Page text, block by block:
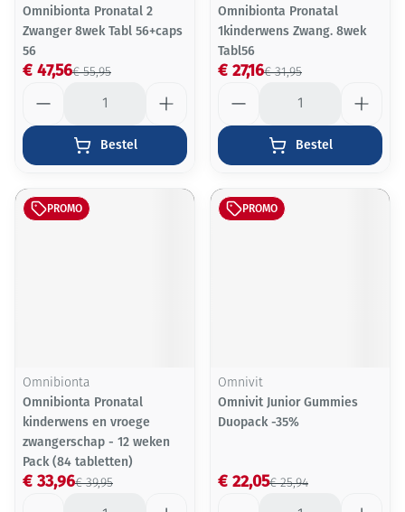
Omnibionta Pronatal 2
Zwanger 8wek Tabl 56+caps
56
€ 55,95
€ 47,56
Bestel
Omnibionta Pronatal
1kinderwens Zwang. 8wek
Tabl56
€ 31,95
€ 27,16
Bestel
PROMO
Omnibionta
Omnibionta Pronatal
kinderwens en vroege
zwangerschap - 12 weken
Pack (84 tabletten)
€ 39,95
€ 33,96
PROMO
Omnivit
Omnivit Junior Gummies
Duopack -35%
€ 25,94
€ 22,05